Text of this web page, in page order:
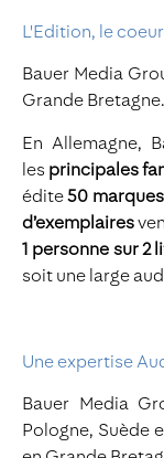
L'Edition, le
Bauer Media
Grande Bretagne.
En Allemagne,
les principales
édite50
d’exemplaires
1 personne sur 2
soit une large
Une expertise
Bauer Media
Pologne, Suède